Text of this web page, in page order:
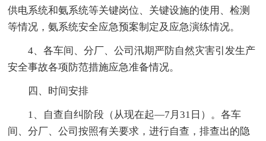
供电系统和氨系统等关键岗位、关键设施的使用、检测
等情况，氨系统安全应急预案制定及应急演练情况。
4、各车间、分厂、公司汛期严防自然灾害引发生产
安全事故各项防范措施应急准备情况。
四、时间安排
1、自查自纠阶段（从现在起—7月31日）。各车
间、分厂、公司按照有关要求，进行自查，排查出的隐